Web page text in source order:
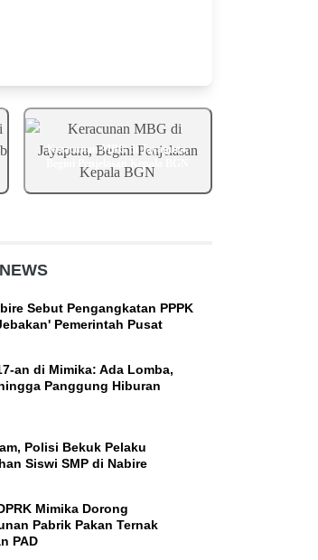
Keracunan MBG di Jayapura,
NEWS
Sebut Pengangkatan PPPK
Pemerintah Pusat
an di Mimika: Ada Lomba,
Panggung Hiburan
Polisi Bekuk Pelaku
Siswi SMP di Nabire
Mimika Dorong
Pabrik Pakan Ternak
PAD